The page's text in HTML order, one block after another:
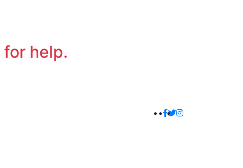
for help.